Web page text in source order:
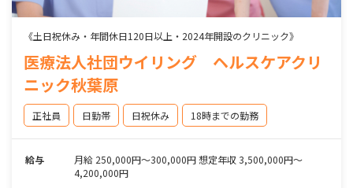
《土日祝休み・年間休日120日以上・2024年開設のクリニック》
医療法人社団ウイリング ヘルスケアクリ
ニック秋葉原
正社員 日勤帯 日祝休み 18時までの勤務
給与
月給 250,000円～300,000円 想定年収 3,500,000円～
4,200,000円